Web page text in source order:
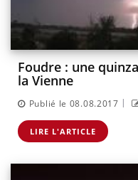
Foudre : une
la Vienne
Publié le 08.08.2017 |
LIRE L'ARTICLE